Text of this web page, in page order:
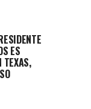
ES
TEXAS,